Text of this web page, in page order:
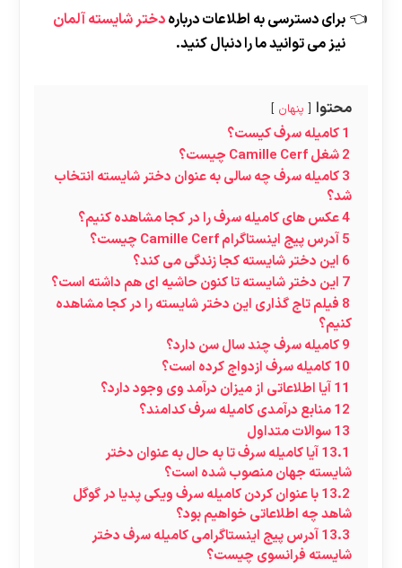
برای دسترسی به اطلاعات دربارهدختر شایسته آلمان
نیز می توانید ما را دنبال کنید.
محتوا پنهان
1کامیله سرف کیست؟
2شغل Camille Cerf چیست؟
3کامیله سرف چه سالی به عنوان دختر شایسته انتخاب
شد؟
4عکس های کامیله سرف را در کجا مشاهده کنیم؟
5آدرس پیج اینستاگرام Camille Cerf چیست؟
6 این دختر شایسته کجا زندگی می کند؟
7 این دختر شایسته تا کنون حاشیه ای هم داشته است؟
8 فیلم تاج گذاری این دختر شایسته را در کجا مشاهده
کنیم؟
9کامیله سرف چند سال سن دارد؟
10کامیله سرف ازدواج کرده است؟
11آیا اطلاعاتی از میزان درآمد وی وجود دارد؟
12منابع درآمدی کامیله سرف کدامند؟
13سوالات متداول
13.1آیا کامیله سرف تا به حال به عنوان دختر
شایسته جهان منصوب شده است؟
13.2با عنوان کردن کامیله سرف ویکی پدیا در گوگل
شاهد چه اطلاعاتی خواهیم بود؟
13.3آدرس پیج اینستاگرامی کامیله سرف دختر
شایسته فرانسوی چیست؟